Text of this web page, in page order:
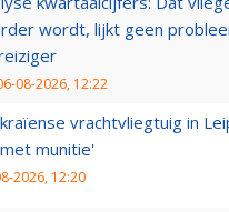
wordt, lijkt geen
08-2026, 12:22
vrachtvliegtuig in
munitie'
2026, 12:20